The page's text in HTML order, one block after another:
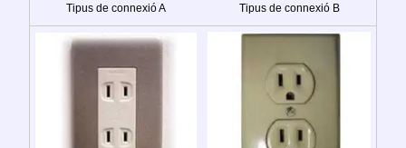
Tipus de connexió A Tipus de connexió B